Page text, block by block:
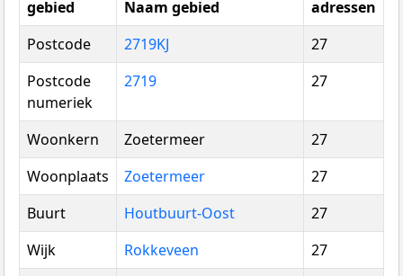
gebied
Naam gebied
adressen
Postcode
2719KJ
27
Postcode
numeriek
2719 27
Woonkern Zoetermeer
27
Woonplaats
Zoetermeer
27
Buurt
Houtbuurt-Oost
27
Wijk
Rokkeveen
27